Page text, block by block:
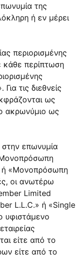
της
ή εν μέρει
περιορισμένης
κάθε περίπτωση
τις διεθνείς
ως
ακρωνύμιο ως
στην επωνυμία
ή «Μονοπρόσωπη
οι ανωτέρω
Limited
L.L.C.» ή «Single
υφιστάμενο
είτε από το
είτε από το